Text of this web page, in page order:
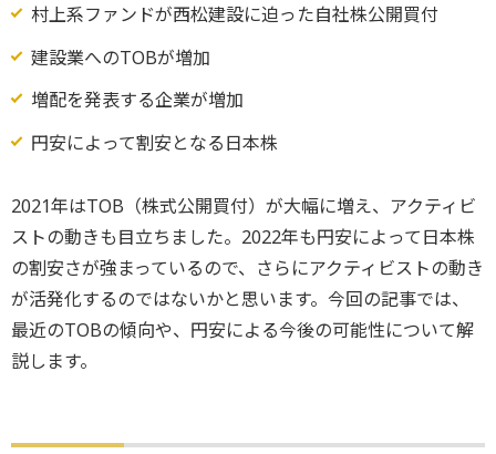
村上系ファンドが西松建設に迫った自社株公開買付
建設業へのTOBが増加
増配を発表する企業が増加
円安によって割安となる日本株
2021年はTOB（株式公開買付）が大幅に増え、アクティビ
ストの動きも目立ちました。2022年も円安によって日本株
の割安さが強まっているので、さらにアクティビストの動き
が活発化するのではないかと思います。今回の記事では、
最近のTOBの傾向や、円安による今後の可能性について解
説します。